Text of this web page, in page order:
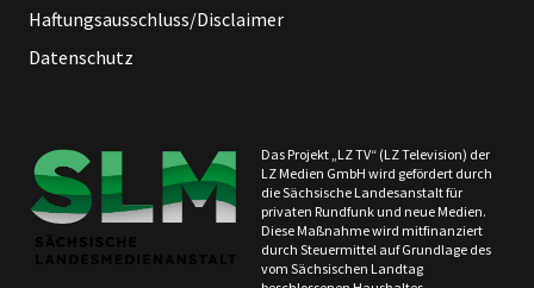
Haftungsausschluss/Disclaimer
Datenschutz
Das Projekt „LZ TV“ (LZ Television) der
LZ Medien GmbH wird gefördert durch
die Sächsische Landesanstalt für
privaten Rundfunk und neue Medien.
Diese Maßnahme wird mitfinanziert
durch Steuermittel auf Grundlage des
vom Sächsischen Landtag